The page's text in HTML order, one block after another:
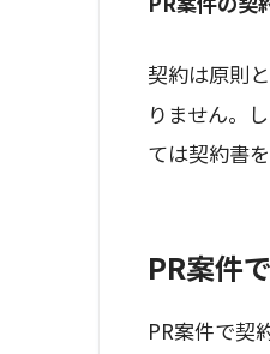
契約は原則
りません。
ては契約書
PR案件
PR案件で契